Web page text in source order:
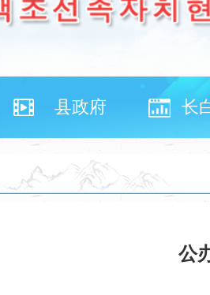
县政府 长
公